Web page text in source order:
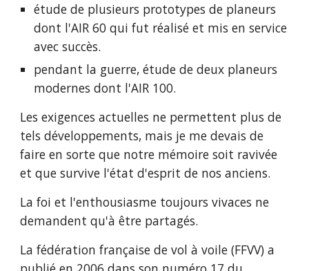
étude de plusieurs prototypes de planeurs
dont l'AIR 60 qui fut réalisé et mis en service
avec succès.
pendant la guerre, étude de deux planeurs
modernes dont l'AIR 100.
Les exigences actuelles ne permettent plus de
tels développements, mais je me devais de
faire en sorte que notre mémoire soit ravivée
et que survive l'état d'esprit de nos anciens.
La foi et l'enthousiasme toujours vivaces ne
demandent qu'à être partagés.
La fédération française de vol à voile (FFVV) a